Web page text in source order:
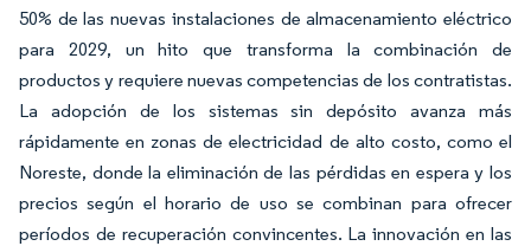
50% de las nuevas instalaciones de almacenamiento eléctrico
para 2029, un hito que transforma la combinación de
productos y requiere nuevas competencias de los contratistas.
La adopción de los sistemas sin depósito avanza más
rápidamente en zonas de electricidad de alto costo, como el
Noreste, donde la eliminación de las pérdidas en espera y los
precios según el horario de uso se combinan para ofrecer
períodos de recuperación convincentes. La innovación en las